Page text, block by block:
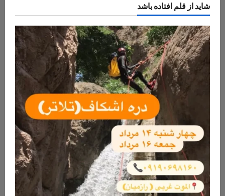
شاید از قلم افتاده باشد